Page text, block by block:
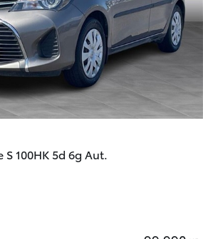
S 100HK 5d 6g Aut.